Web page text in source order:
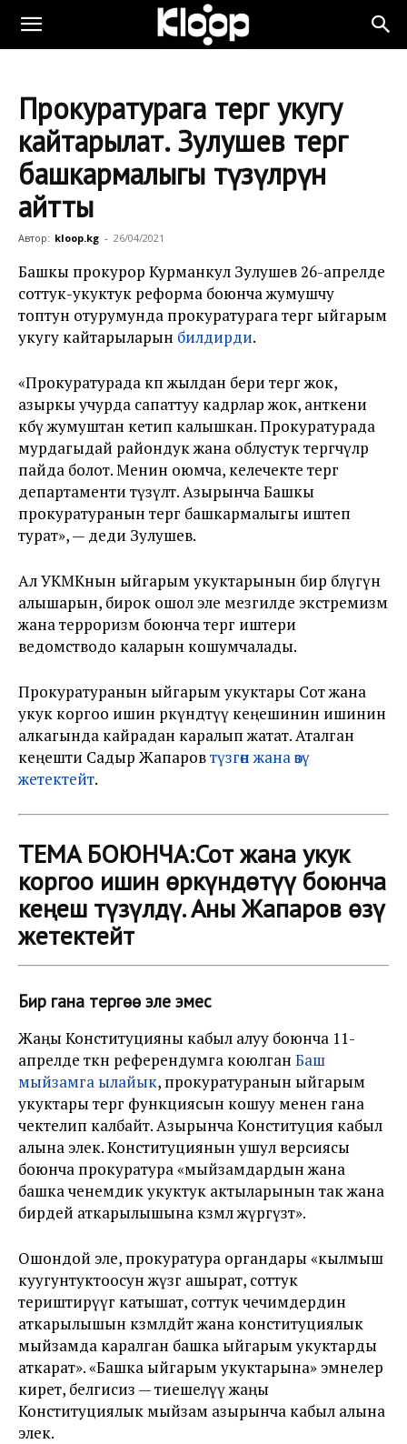
Прокуратурага тергөө укугу
кайтарылат. Зулушев тергөө
башкармалыгы түзүлөрүн
айтты
Автор: kloop.kg - 26/04/2021
Башкы прокурор Курманкул Зулушев 26-апрелде
соттук-укуктук реформа боюнча жумушчу
топтун отурумунда прокуратурага тергөө ыйгарым
укугу кайтарыларын билдирди.
«Прокуратурада көп жылдан бери тергөө жок,
азыркы учурда сапаттуу кадрлар жок, анткени
көбү жумуштан кетип калышкан. Прокуратурада
мурдагыдай райондук жана облустук тергөөчүлөр
пайда болот. Менин оюмча, келечекте тергөө
департаменти түзүлөт. Азырынча Башкы
прокуратуранын тергөө башкармалыгы иштеп
турат», — деди Зулушев.
Ал УКМКнын ыйгарым укуктарынын бир бөлүгүн
алышарын, бирок ошол эле мезгилде экстремизм
жана терроризм боюнча тергөө иштери
ведомстводо каларын кошумчалады.
Прокуратуранын ыйгарым укуктары Сот жана
укук коргоо ишин өркүндөтүү кеңешинин ишинин
алкагында кайрадан каралып жатат. Аталган
кеңешти Садыр Жапаровтүзгөн жана өзү
жетектейт.
ТЕМА БОЮНЧА:Сот жана укук
коргоо ишин өркүндөтүү боюнча
кеңеш түзүлдү. Аны Жапаров өзү
жетектейт
Бир гана тергөө эле эмес
Жаңы Конституцияны кабыл алуу боюнча 11-
апрелде өткөн референдумга коюлган Баш
мыйзамга ылайык, прокуратуранын ыйгарым
укуктары тергөө функциясын кошуу менен гана
чектелип калбайт. Азырынча Конституция кабыл
алына элек. Конституциянын ушул версиясы
боюнча прокуратура «мыйзамдардын жана
башка ченемдик укуктук актыларынын так жана
бирдей аткарылышына көзөмөл жүргүзөт».
Ошондой эле, прокуратура органдары «кылмыш
куугунтуктоосун жүзөгө ашырат, соттук
териштирүүгө катышат, соттук чечимдердин
аткарылышын көзөмөлдөйт жана конституциялык
мыйзамда каралган башка ыйгарым укуктарды
аткарат». «Башка ыйгарым укуктарына» эмнелер
кирет, белгисиз — тиешелүү жаңы
Конституциялык мыйзам азырынча кабыл алына
элек.